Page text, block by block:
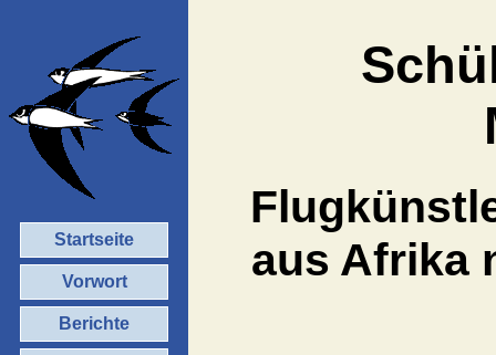
aus Afrika
Startseite
Vorwort
Berichte